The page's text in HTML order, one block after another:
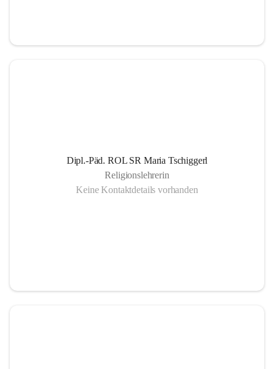
Dipl.-Päd. ROL SR Maria Tschiggerl
Religionslehrerin
Keine Kontaktdetails vorhanden